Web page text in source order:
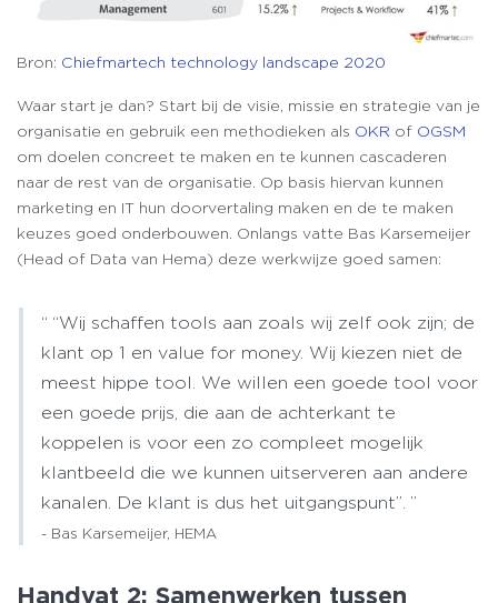
Bron: Chiefmartech technology landscape 2020
Waar start je dan? Start bij de visie, missie en strategie van je
organisatie en gebruik een methodieken als OKR of OGSM
om doelen concreet te maken en te kunnen cascaderen
naar de rest van de organisatie. Op basis hiervan kunnen
marketing en IT hun doorvertaling maken en de te maken
keuzes goed onderbouwen. Onlangs vatte Bas Karsemeijer
(Head of Data van Hema) deze werkwijze goed samen:
“Wij schaffen tools aan zoals wij zelf ook zijn; de
klant op 1 en value for money. Wij kiezen niet de
meest hippe tool. We willen een goede tool voor
een goede prijs, die aan de achterkant te
koppelen is voor een zo compleet mogelijk
klantbeeld die we kunnen uitserveren aan andere
kanalen. De klant is dus het uitgangspunt”.
Bas Karsemeijer, HEMA
Handvat 2: Samenwerken tussen